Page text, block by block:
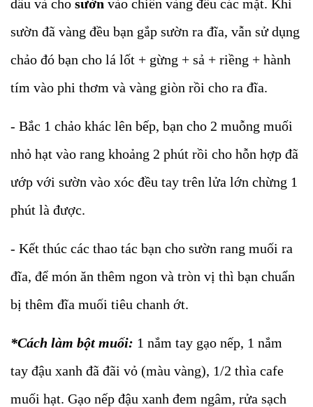
dầu và cho sườn vào chiên vàng đều các mặt. Khi
sườn đã vàng đều bạn gắp sườn ra đĩa, vẫn sử dụng
chảo đó bạn cho lá lốt + gừng + sả + riềng + hành
tím vào phi thơm và vàng giòn rồi cho ra đĩa.
- Bắc 1 chảo khác lên bếp, bạn cho 2 muỗng muối
nhỏ hạt vào rang khoảng 2 phút rồi cho hỗn hợp đã
ướp với sườn vào xóc đều tay trên lửa lớn chừng 1
phút là được.
- Kết thúc các thao tác bạn cho sườn rang muối ra
đĩa, để món ăn thêm ngon và tròn vị thì bạn chuẩn
bị thêm đĩa muối tiêu chanh ớt.
*Cách làm bột muối: 1 nắm tay gạo nếp, 1 nắm
tay đậu xanh đã đãi vỏ (màu vàng), 1/2 thìa cafe
muối hạt. Gạo nếp đậu xanh đem ngâm, rửa sạch